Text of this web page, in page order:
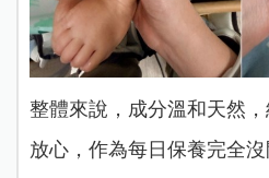
整體來說，成分溫和天然
放心，作為每日保養完全沒